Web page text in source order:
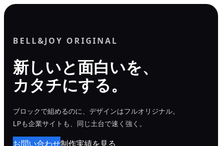
内
BELL&JOY ORIGINAL
新しいと面白いを、
カタチにする。
ブロックで組めるのに、デザインはフルオリジナル。
LPも企業サイトも、同じ土台で速く強く。
お問い合わせ制作実績を見る